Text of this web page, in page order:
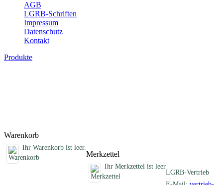
AGB
LGRB-Schriften
Impressum
Datenschutz
Kontakt
Produkte
Warenkorb
Ihr Warenkorb ist leer.
Merkzettel
Ihr Merkzettel ist leer
LGRB-Vertrieb